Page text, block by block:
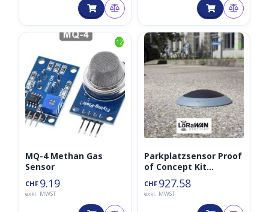
12
MQ-4 Methan Gas
Sensor
CHF 9.19
exkl. MWST
◑
Parkplatzsensor Proof
of Concept Kit
(Sensor+Konnektivität
+Plattform)
CHF 927.58
exkl. MWST